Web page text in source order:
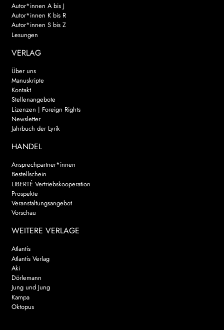
Autor*innen A bis J
Autor*innen K bis R
Autor*innen S bis Z
Lesungen
VERLAG
Über uns
Manuskripte
Kontakt
Stellenangebote
Lizenzen | Foreign Rights
Newsletter
Jahrbuch der Lyrik
HANDEL
Ansprechpartner*innen
Bestellschein
LIBERTÉ Vertriebskooperation
Prospekte
Veranstaltungsangebot
Vorschau
WEITERE VERLAGE
Atlantis
Atlantis Verlag
Aki
Dörlemann
Jung und Jung
Kampa
Oktopus